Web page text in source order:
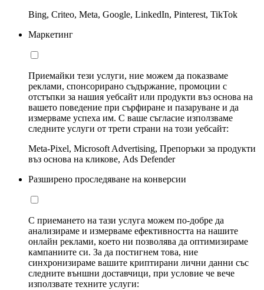
Bing, Criteo, Meta, Google, LinkedIn, Pinterest, TikTok
Маркетинг
Приемайки тези услуги, ние можем да показваме
реклами, спонсорирано съдържание, промоции с
отстъпки за нашия уебсайт или продукти въз основа на
вашето поведение при сърфиране и пазаруване и да
измерваме успеха им. С ваше съгласие използваме
следните услуги от трети страни на този уебсайт:
Meta-Pixel, Microsoft Advertising, Препоръки за продукти
въз основа на кликове, Ads Defender
Разширено проследяване на конверсии
С приемането на тази услуга можем по-добре да
анализираме и измерваме ефективността на нашите
онлайн реклами, което ни позволява да оптимизираме
кампаниите си. За да постигнем това, ние
синхронизираме вашите криптирани лични данни със
следните външни доставчици, при условие че вече
използвате техните услуги: